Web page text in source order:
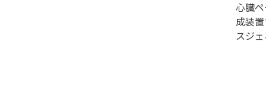
心臓
成装
スジ